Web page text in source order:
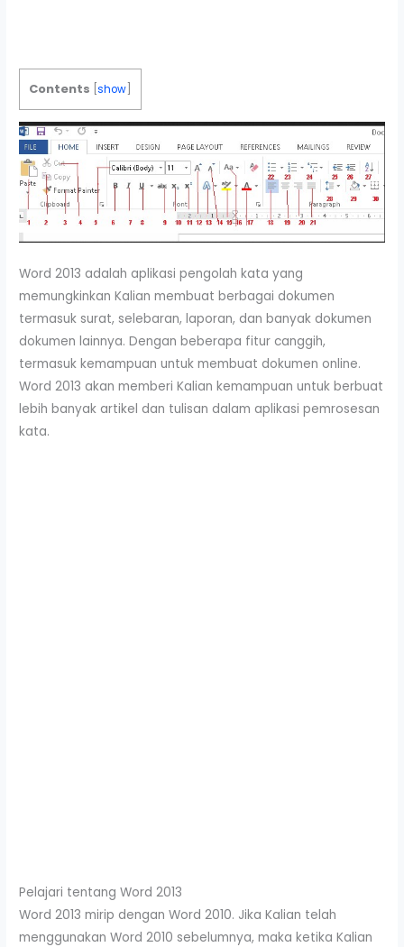
Contents [show
Word 2013 adalah aplikasi pengolah kata yang
memungkinkan Kalian membuat berbagai dokumen
termasuk surat, selebaran, laporan, dan banyak dokumen
dokumen lainnya. Dengan beberapa fitur canggih,
termasuk kemampuan untuk membuat dokumen online.
Word 2013 akan memberi Kalian kemampuan untuk berbuat
lebih banyak artikel dan tulisan dalam aplikasi pemrosesan
kata.
Pelajari tentang Word 2013
Word 2013 mirip dengan Word 2010. Jika Kalian telah
menggunakan Word 2010 sebelumnya, maka ketika Kalian